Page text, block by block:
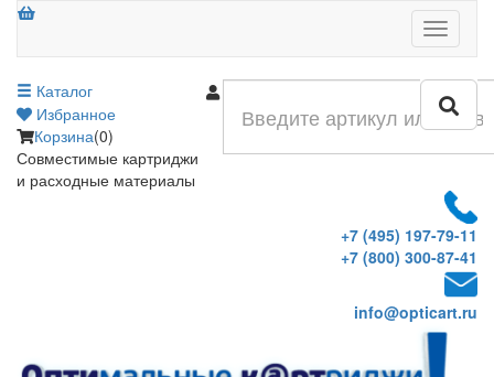
Меню
Каталог
Избранное
Корзина(0)
Совместимые картриджи
и расходные материалы
+7 (495) 197-79-11
+7 (800) 300-87-41
info@opticart.ru